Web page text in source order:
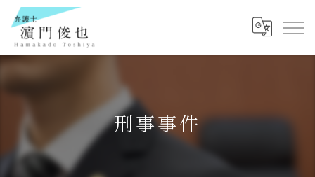
刑事事件